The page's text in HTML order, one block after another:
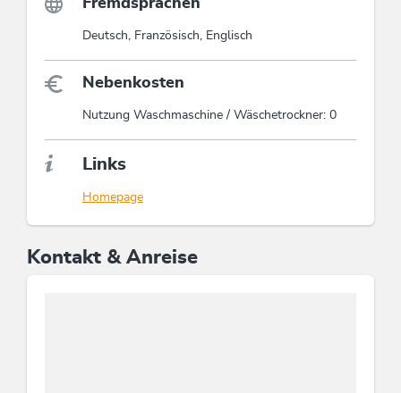
Fremdsprachen
Deutsch, Französisch, Englisch
Nebenkosten
Nutzung Waschmaschine / Wäschetrockner: 0
Links
Homepage
Kontakt & Anreise